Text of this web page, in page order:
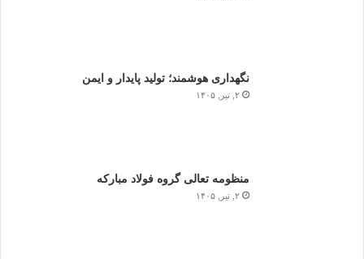
نگهداری هوشمند؛ تولید پایدار و ایمن
۲, تیر, ۱۴۰۵
منظومه تعالی گروه فولاد مبارکه
۲, تیر, ۱۴۰۵